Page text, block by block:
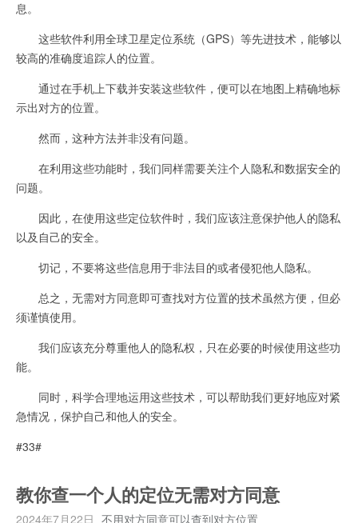
息。
这些软件利用全球卫星定位系统（GPS）等先进技术，能够以
较高的准确度追踪人的位置。
通过在手机上下载并安装这些软件，便可以在地图上精确地标
示出对方的位置。
然而，这种方法并非没有问题。
在利用这些功能时，我们同样需要关注个人隐私和数据安全的
问题。
因此，在使用这些定位软件时，我们应该注意保护他人的隐私
以及自己的安全。
切记，不要将这些信息用于非法目的或者侵犯他人隐私。
总之，无需对方同意即可查找对方位置的技术虽然方便，但必
须谨慎使用。
我们应该充分尊重他人的隐私权，只在必要的时候使用这些功
能。
同时，科学合理地运用这些技术，可以帮助我们更好地应对紧
急情况，保护自己和他人的安全。
#33#
教你查一个人的定位无需对方同意
2024年7月22日 不用对方同意可以查到对方位置